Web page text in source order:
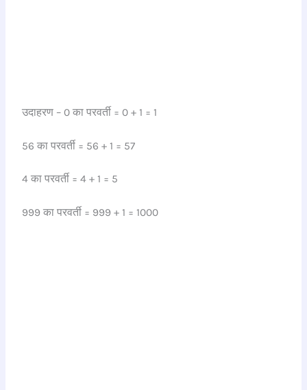
उदाहरण – 0 का परवर्ती = 0 + 1 = 1
56 का परवर्ती = 56 + 1 = 57
4 का परवर्ती = 4 + 1 = 5
999 का परवर्ती = 999 + 1 = 1000